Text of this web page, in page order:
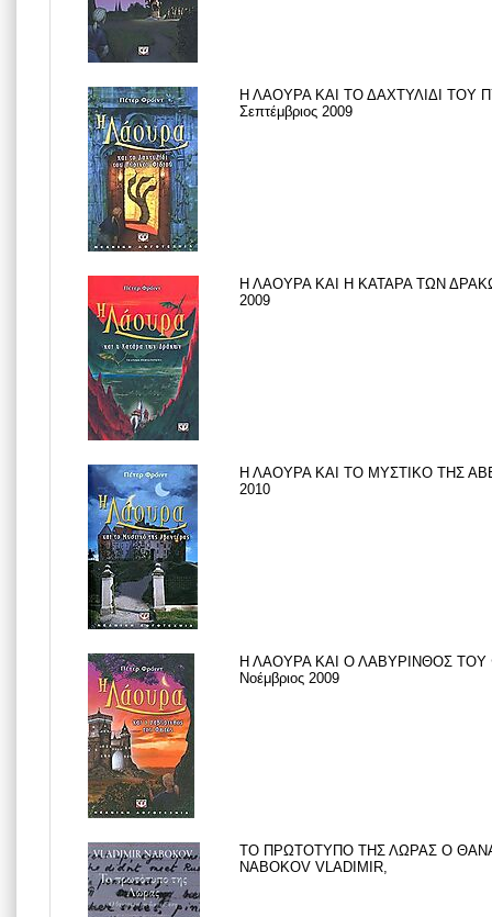
Η ΛΑΟΥΡΑ ΚΑΙ ΤΟ ΔΑΧΤΥΛΙΔΙ ΤΟΥ
Σεπτέμβριος 2009
Η ΛΑΟΥΡΑ ΚΑΙ Η ΚΑΤΑΡΑ ΤΩΝ
2009
Η ΛΑΟΥΡΑ ΚΑΙ ΤΟ ΜΥΣΤΙΚΟ ΤΗΣ
2010
Η ΛΑΟΥΡΑ ΚΑΙ Ο ΛΑΒΥΡΙΝΘΟΣ ΤΟΥ
Νοέμβριος 2009
ΤΟ ΠΡΩΤΟΤΥΠΟ ΤΗΣ ΛΩΡΑΣ Ο
NABOKOV VLADIMIR,